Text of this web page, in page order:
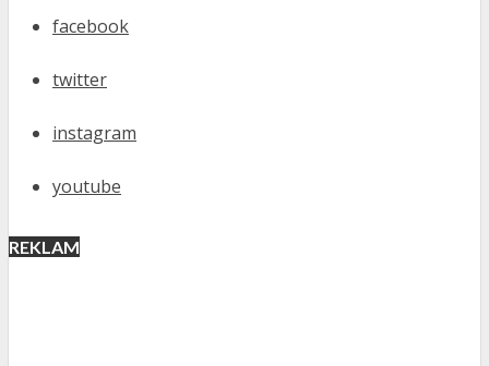
facebook
twitter
instagram
youtube
REKLAM